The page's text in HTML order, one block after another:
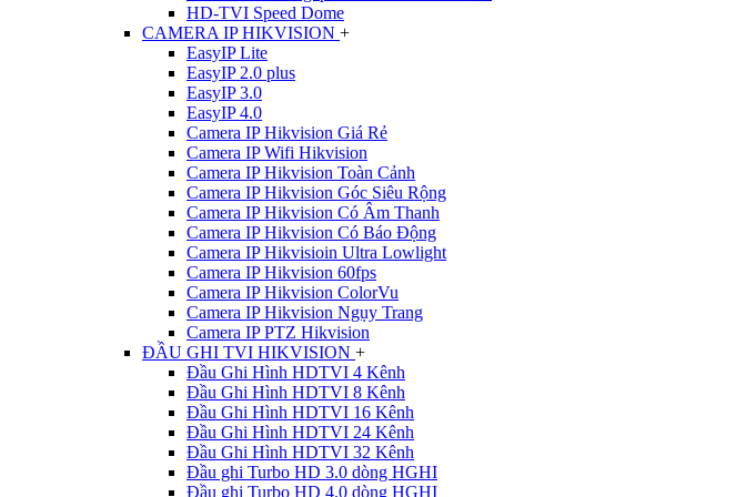
HD-TVI Speed Dome
CAMERA IP HIKVISION +
EasyIP Lite
EasyIP 2.0 plus
EasyIP 3.0
EasyIP 4.0
Camera IP Hikvision Giá Rẻ
Camera IP Wifi Hikvision
Camera IP Hikvision Toàn Cảnh
Camera IP Hikvision Góc Siêu Rộng
Camera IP Hikvision Có Âm Thanh
Camera IP Hikvision Có Báo Động
Camera IP Hikvisioin Ultra Lowlight
Camera IP Hikvision 60fps
Camera IP Hikvision ColorVu
Camera IP Hikvision Ngụy Trang
Camera IP PTZ Hikvision
ĐẦU GHI TVI HIKVISION +
Đầu Ghi Hình HDTVI 4 Kênh
Đầu Ghi Hình HDTVI 8 Kênh
Đầu Ghi Hình HDTVI 16 Kênh
Đầu Ghi Hình HDTVI 24 Kênh
Đầu Ghi Hình HDTVI 32 Kênh
Đầu ghi Turbo HD 3.0 dòng HGHI
Đầu ghi Turbo HD 4.0 dòng HGHI